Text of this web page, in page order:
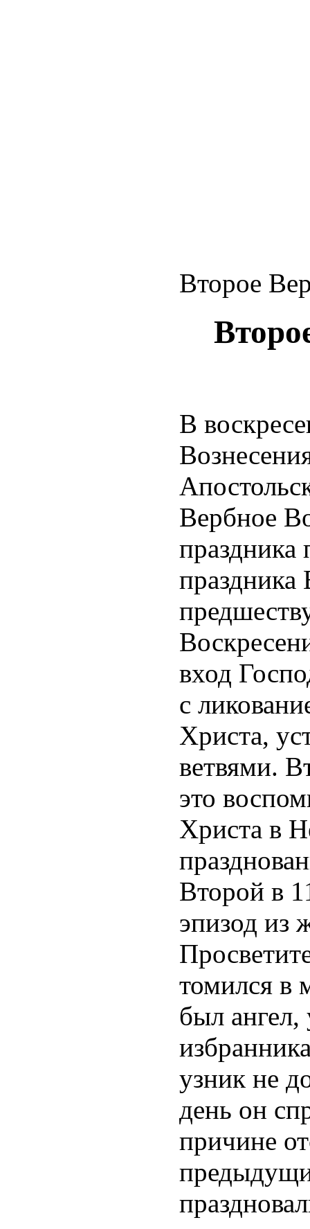
Второе
В
Вербное
праздника
праздника
вход
с
Христа,
ветвями.
это
Христа в
Второй в
эпизод из
томился в
был
узник не
день он
причине